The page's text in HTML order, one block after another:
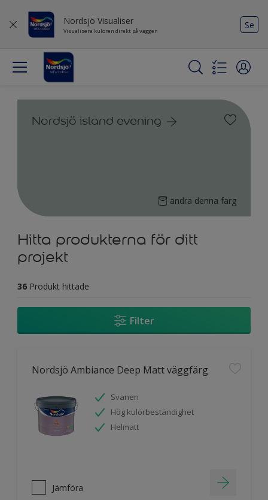
Nordsjö Visualiser
Visualisera kulören direkt på väggen
Se
Nordsjö island evening
ändra denna färg
Hitta produkterna för ditt
projekt
36 Produkt hittade
Filter
Nordsjö Ambiance Deep Matt väggfärg
Svanen
Hög kulörbeständighet
Helmatt
Jämföra